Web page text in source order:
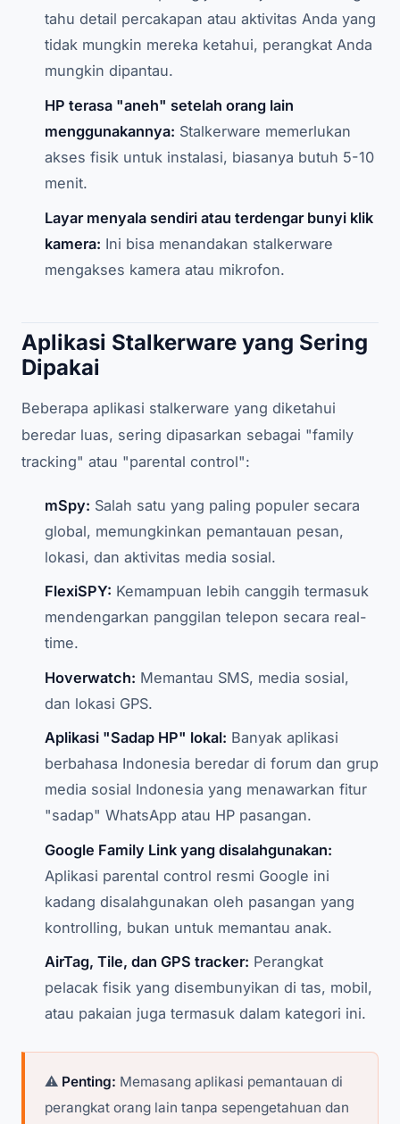
tahu detail percakapan atau aktivitas Anda yang
tidak mungkin mereka ketahui, perangkat Anda
mungkin dipantau.
HP terasa "aneh" setelah orang lain
menggunakannya: Stalkerware memerlukan
akses fisik untuk instalasi, biasanya butuh 5-10
menit.
Layar menyala sendiri atau terdengar bunyi klik
kamera: Ini bisa menandakan stalkerware
mengakses kamera atau mikrofon.
Aplikasi Stalkerware yang Sering
Dipakai
Beberapa aplikasi stalkerware yang diketahui
beredar luas, sering dipasarkan sebagai "family
tracking" atau "parental control":
mSpy: Salah satu yang paling populer secara
global, memungkinkan pemantauan pesan,
lokasi, dan aktivitas media sosial.
FlexiSPY: Kemampuan lebih canggih termasuk
mendengarkan panggilan telepon secara real-
time.
Hoverwatch: Memantau SMS, media sosial,
dan lokasi GPS.
Aplikasi "Sadap HP" lokal: Banyak aplikasi
berbahasa Indonesia beredar di forum dan grup
media sosial Indonesia yang menawarkan fitur
"sadap" WhatsApp atau HP pasangan.
Google Family Link yang disalahgunakan:
Aplikasi parental control resmi Google ini
kadang disalahgunakan oleh pasangan yang
kontrolling, bukan untuk memantau anak.
AirTag, Tile, dan GPS tracker: Perangkat
pelacak fisik yang disembunyikan di tas, mobil,
atau pakaian juga termasuk dalam kategori ini.
⚠️ Penting: Memasang aplikasi pemantauan di
perangkat orang lain tanpa sepengetahuan dan